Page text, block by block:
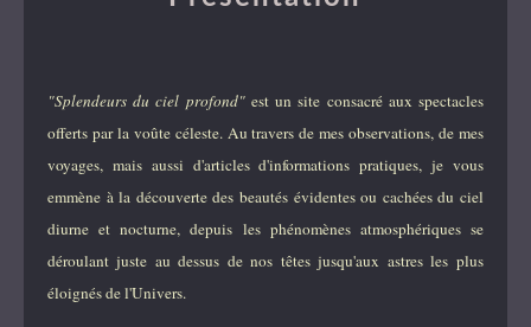
"Splendeurs du ciel profond"est un site consacré aux spectacles
offerts par la voûte céleste. Au travers de mes observations, de mes
voyages, mais aussi d'articles d'informations pratiques, je vous
emmène à la découverte des beautés évidentes ou cachées du ciel
diurne et nocturne, depuis les phénomènes atmosphériques se
déroulant juste au dessus de nos têtes jusqu'aux astres les plus
éloignés de l'Univers.